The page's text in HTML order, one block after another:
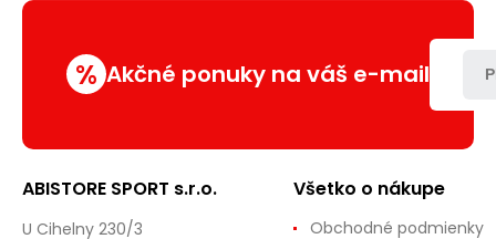
% Akčné ponuky na váš e-mail
ABISTORE SPORT s.r.o.
U Cihelny 230/3
Všetko o nákupe
Obchodné podmienky